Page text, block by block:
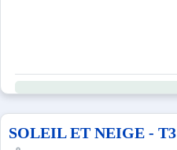
SOLEIL ET NEIGE - T3